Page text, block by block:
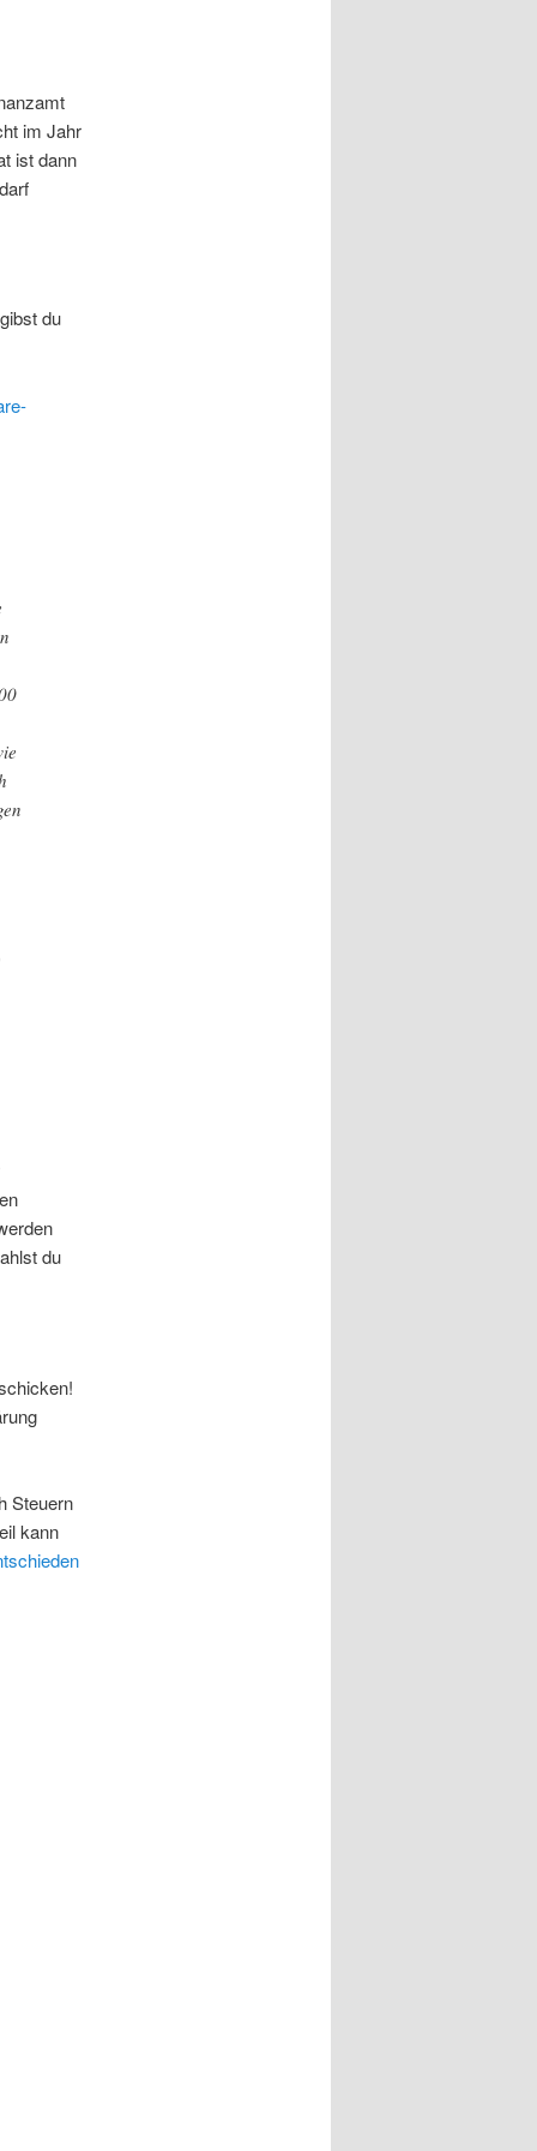
im Jahr
ist dann
du
du
Steuern
kann